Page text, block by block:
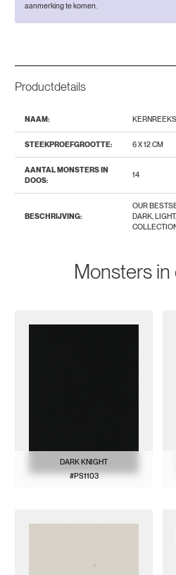
aanmerking te komen.
Productdetails
NAAM:
STEEKPROEFGROOTTE: 6 X 12 CM
AANTAL MONSTERS IN
DOOS:
14
BESCHRIJVING:
OUR
DARK,
Monsters
DARK KNIGHT
#PS1103